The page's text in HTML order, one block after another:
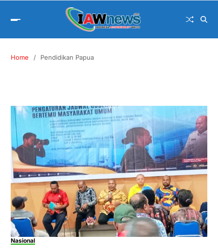
Home Pendidikan Papua
Nasional